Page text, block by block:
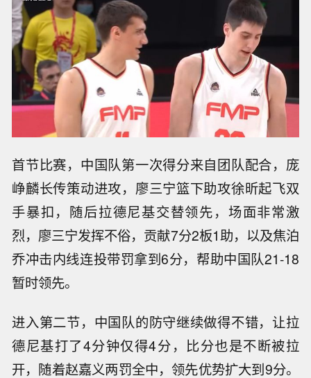
首节比赛，中国队第一次得分来自团队配合，庞
峥麟长传策动进攻，廖三宁篮下助攻徐昕起飞双
手暴扣，随后拉德尼基交替领先，场面非常激
烈，廖三宁发挥不俗，贡献7分2板1助，以及焦泊
乔冲击内线连投带罚拿到6分，帮助中国队21-18
暂时领先。
进入第二节，中国队的防守继续做得不错，让拉
德尼基打了4分钟仅得4分，比分也是不断被拉
开，随着赵嘉义两罚全中，领先优势扩大到9分。